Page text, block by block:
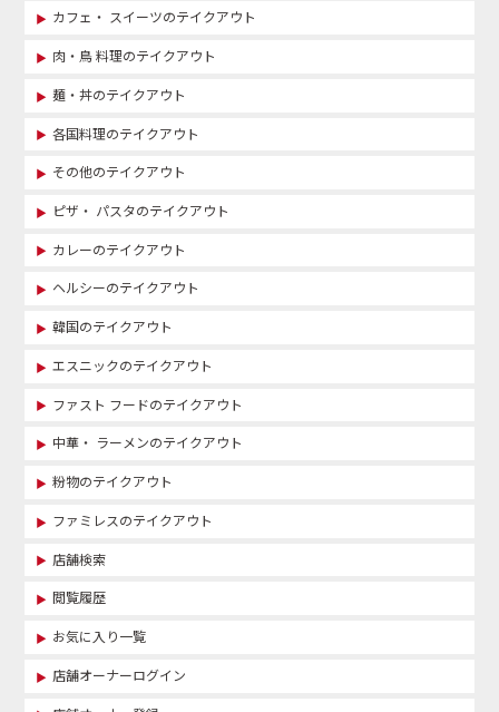
カフェ・ スイーツのテイクアウト
肉・鳥 料理のテイクアウト
麺・丼のテイクアウト
各国料理のテイクアウト
その他のテイクアウト
ピザ・ パスタのテイクアウト
カレーのテイクアウト
ヘルシーのテイクアウト
韓国のテイクアウト
エスニックのテイクアウト
ファスト フードのテイクアウト
中華・ ラーメンのテイクアウト
粉物のテイクアウト
ファミレスのテイクアウト
店舗検索
閲覧履歴
お気に入り一覧
店舗オーナーログイン